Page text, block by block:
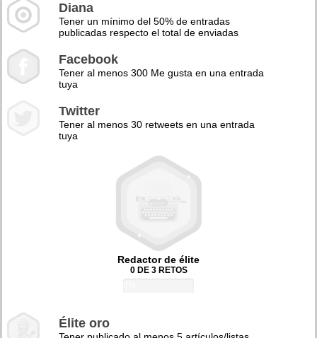
Diana
Tener un mínimo del 50% de entradas
publicadas respecto el total de enviadas
Facebook
Tener al menos 300 Me gusta en una entrada
tuya
Twitter
Tener al menos 30 retweets en una entrada
tuya
Redactor de élite
0 DE 3 RETOS
Élite oro